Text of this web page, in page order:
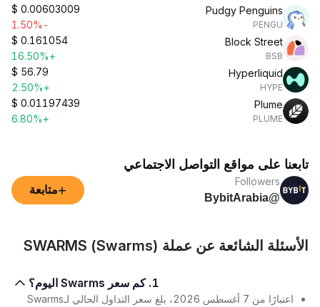
Pudgy Penguins
PENGU
$ 0.00603009
-1.50%
Block Street
BSB
$ 0.161054
+16.50%
Hyperliquid
HYPE
$ 56.79
+2.50%
Plume
PLUME
$ 0.01197439
+6.80%
تابعنا على مواقع التواصل الاجتماعي
Followers
@BybitArabia
+متابعة
الأسئلة الشائعة عن عملة SWARMS (Swarms)
1. كم سعر Swarms اليوم؟
اعتبارًا من 7 أغسطس 2026، بلغ سعر التداول الحالي لـSwarms